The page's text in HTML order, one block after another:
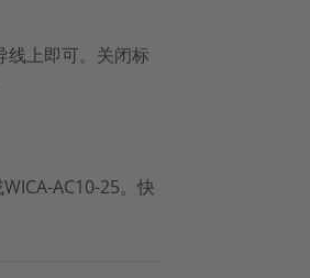
线上即可。关闭标
AC10-25。快